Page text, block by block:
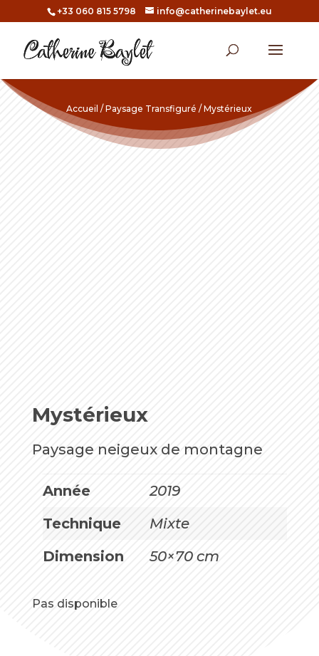
+33 060 815 5798 info@catherinebaylet.eu
Accueil /Paysage Transfiguré / Mystérieux
Mystérieux
Paysage neigeux de montagne
Année
2019
Technique
Mixte
Dimension
50×70 cm
Pas disponible